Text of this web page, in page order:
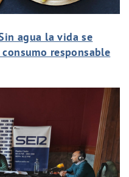
agua la vida se
responsable